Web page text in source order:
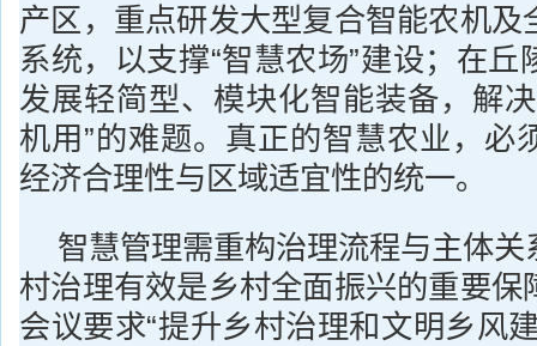
产区，重点研发大型复合智能农机及
系统，以支撑“智慧农场”建设；在丘
发展轻简型、模块化智能装备，解
机用”的难题。真正的智慧农业，必
经济合理性与区域适宜性的统一。
智慧管理需重构治理流程与主体
村治理有效是乡村全面振兴的重要保
会议要求“提升乡村治理和文明乡风